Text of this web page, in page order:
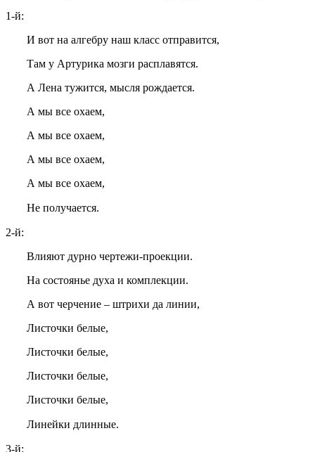
1-й:
И вот на алгебру наш класс отправится,
Там у Артурика мозги расплавятся.
А Лена тужится, мысля рождается.
А мы все охаем,
А мы все охаем,
А мы все охаем,
А мы все охаем,
Не получается.
2-й:
Влияют дурно чертежи-проекции.
На состоянье духа и комплекции.
А вот черчение – штрихи да линии,
Листочки белые,
Листочки белые,
Листочки белые,
Листочки белые,
Линейки длинные.
3-й: